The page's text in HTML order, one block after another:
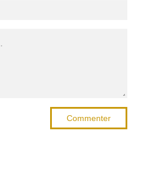
Commenter